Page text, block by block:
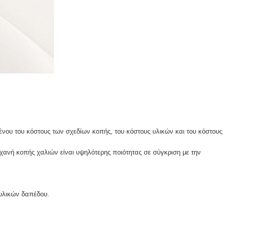
του κόστους των σχεδίων κοπής, του κόστους υλικών και του κόστους
κοπής χαλιών είναι υψηλότερης ποιότητας σε σύγκριση με την
δαπέδου.